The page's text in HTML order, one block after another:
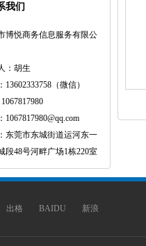
我们
博悦商务信息服务有限公
：胡生
13602333758（微信）
1067817980@qq.com
东莞市东城街道运河东一
段48号河畔广场1栋220室
出格 BAIDU 新浪